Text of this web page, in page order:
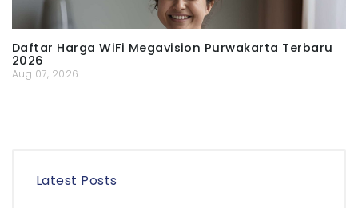
Daftar Harga WiFi Megavision Purwakarta Terbaru
2026
Aug 07, 2026
Latest Posts